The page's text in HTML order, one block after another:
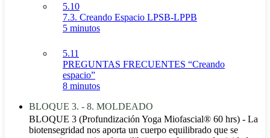
5.10
7.3. Creando Espacio LPSB-LPPB
5 minutos
5.11
PREGUNTAS FRECUENTES “Creando
espacio”
8 minutos
BLOQUE 3. - 8. MOLDEADO
BLOQUE 3 (Profundización Yoga Miofascial® 60 hrs) - La
biotensegridad nos aporta un cuerpo equilibrado que se